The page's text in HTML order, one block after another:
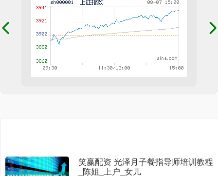
笑赢配资 光泽月子餐指导师培训教程
_陈姐_上户_女儿